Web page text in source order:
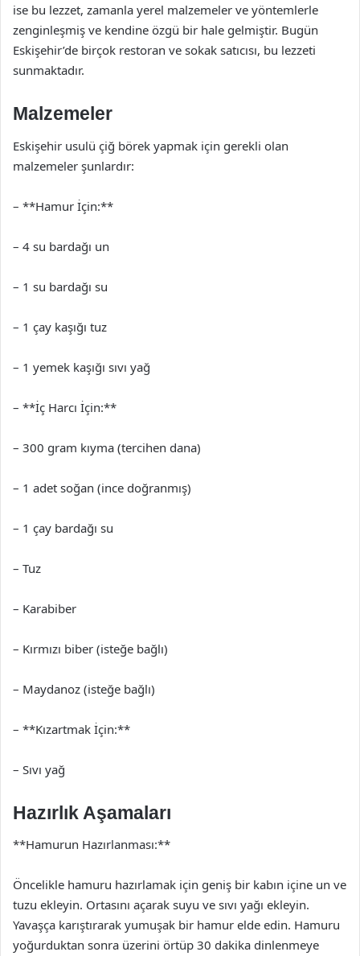
ise bu lezzet, zamanla yerel malzemeler ve yöntemlerle
zenginleşmiş ve kendine özgü bir hale gelmiştir. Bugün
Eskişehir’de birçok restoran ve sokak satıcısı, bu lezzeti
sunmaktadır.
Malzemeler
Eskişehir usulü çiğ börek yapmak için gerekli olan
malzemeler şunlardır:
– **Hamur İçin:**
– 4 su bardağı un
– 1 su bardağı su
– 1 çay kaşığı tuz
– 1 yemek kaşığı sıvı yağ
– **İç Harcı İçin:**
– 300 gram kıyma (tercihen dana)
– 1 adet soğan (ince doğranmış)
– 1 çay bardağı su
– Tuz
– Karabiber
– Kırmızı biber (isteğe bağlı)
– Maydanoz (isteğe bağlı)
– **Kızartmak İçin:**
– Sıvı yağ
Hazırlık Aşamaları
**Hamurun Hazırlanması:**
Öncelikle hamuru hazırlamak için geniş bir kabın içine un ve
tuzu ekleyin. Ortasını açarak suyu ve sıvı yağı ekleyin.
Yavaşça karıştırarak yumuşak bir hamur elde edin. Hamuru
yoğurduktan sonra üzerini örtüp 30 dakika dinlenmeye